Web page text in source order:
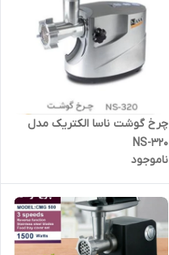
چرخ گوشت ناسا الکتریک مدل
NS-320
ناموجود